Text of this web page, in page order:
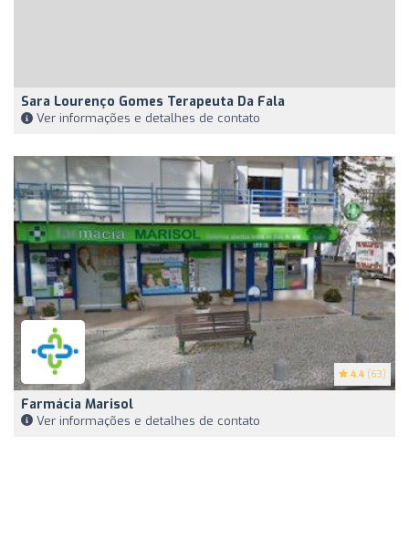
Sara Lourenço Gomes Terapeuta Da Fala
Ver informações e detalhes de contato
4.4 (63)
Farmácia Marisol
Ver informações e detalhes de contato